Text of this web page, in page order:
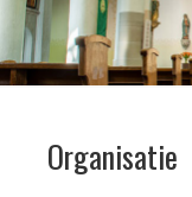
Organisatie